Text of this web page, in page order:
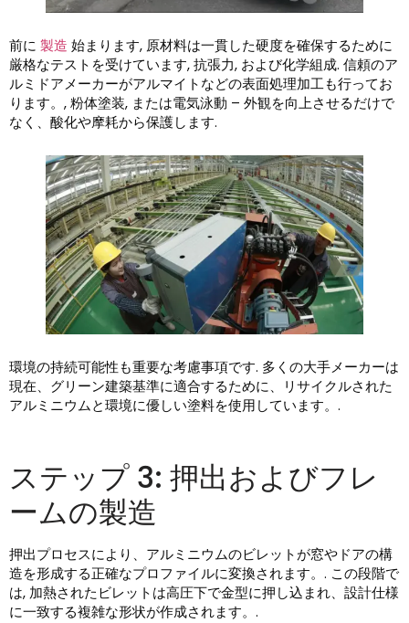
前に 製造 始まります, 原材料は一貫した硬度を確保するために
厳格なテストを受けています, 抗張力, および化学組成. 信頼のア
ルミドアメーカーがアルマイトなどの表面処理加工も行ってお
ります。, 粉体塗装, または電気泳動 – 外観を向上させるだけで
なく、酸化や摩耗から保護します.
環境の持続可能性も重要な考慮事項です. 多くの大手メーカーは
現在、グリーン建築基準に適合するために、リサイクルされた
アルミニウムと環境に優しい塗料を使用しています。.
ステップ 3: 押出およびフレ
ームの製造
押出プロセスにより、アルミニウムのビレットが窓やドアの構
造を形成する正確なプロファイルに変換されます。. この段階で
は, 加熱されたビレットは高圧下で金型に押し込まれ、設計仕様
に一致する複雑な形状が作成されます。.